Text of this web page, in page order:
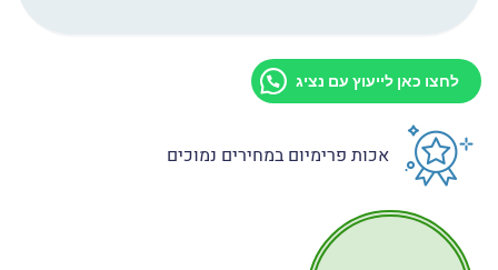
לחצו כאן לייעוץ עם נציג
אכות פרימיום במחירים נמוכים